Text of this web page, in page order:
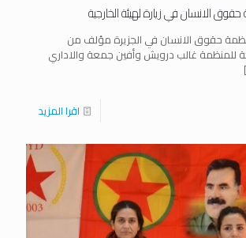
الانسان في زيارة لهيئة الخارجية
حقوق الانسان في الجزيرة مؤلف من
للمنظمة غالب درويش وأفين جمعة والاداري
اقرا المزيد